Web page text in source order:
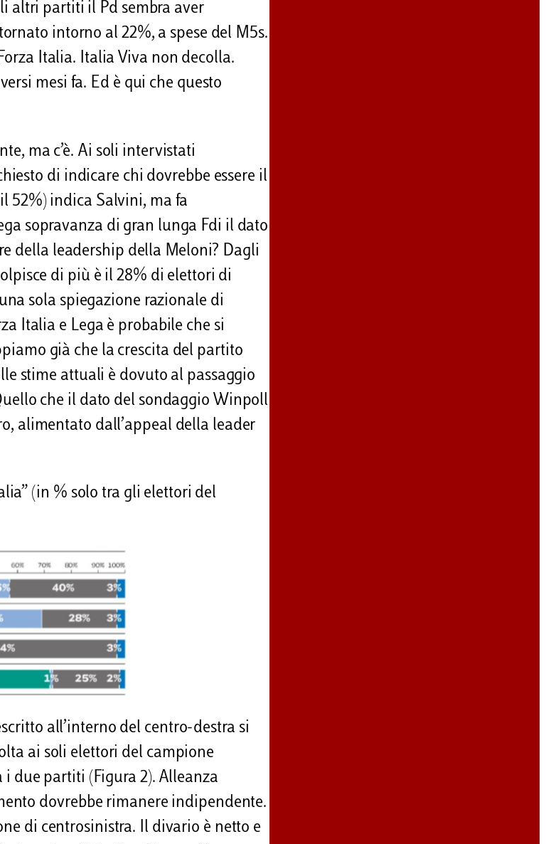
altri partiti il Pd sembra aver
intorno al 22%, a spese del M5s.
Italia. Italia Viva non decolla.
mesi fa. Ed è qui che questo
ma c’è. Ai soli intervistati
di indicare chi dovrebbe essere il
52%) indica Salvini, ma fa
sopravanza di gran lunga Fdi il dato
della leadership della Meloni? Dagli
di più è il 28% di elettori di
sola spiegazione razionale di
Italia e Lega è probabile che si
già che la crescita del partito
stime attuali è dovuto al passaggio
che il dato del sondaggio Winpoll
alimentato dall’appeal della leader
(in % solo tra gli elettori del
all’interno del centro-destra si
ai soli elettori del campione
due partiti (Figura 2). Alleanza
dovrebbe rimanere indipendente.
di centrosinistra. Il divario è netto e